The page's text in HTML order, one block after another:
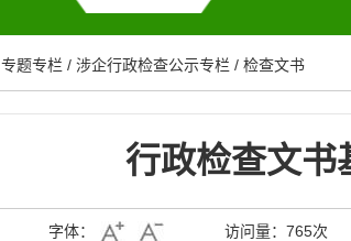
专题专栏 / 涉企行政检查公示专栏 / 检查文书
行政检查文书
字体： 访问量： 765次